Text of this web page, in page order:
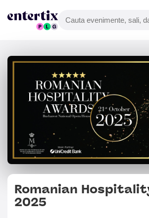
Romanian
2025